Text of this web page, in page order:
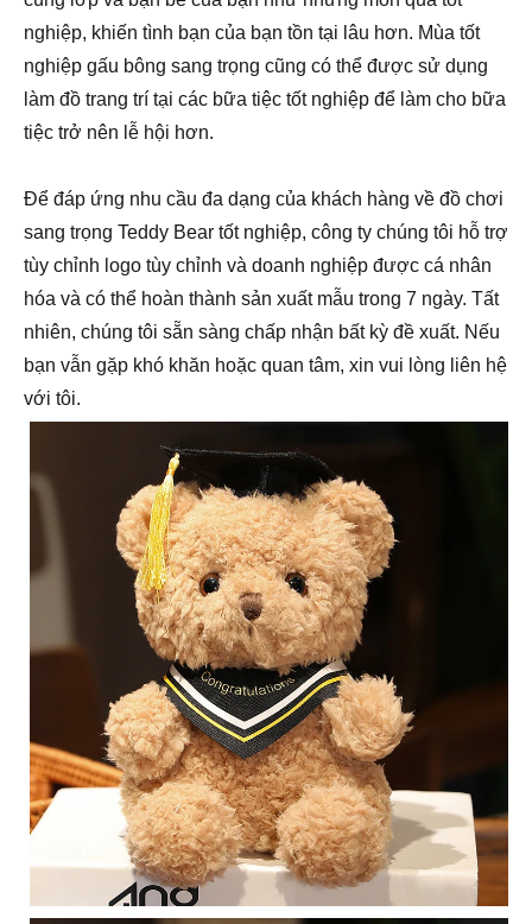
nghiệp, khiến tình bạn của bạn tồn tại lâu hơn. Mùa tốt
nghiệp gấu bông sang trọng cũng có thể được sử dụng
làm đồ trang trí tại các bữa tiệc tốt nghiệp để làm cho bữa
tiệc trở nên lễ hội hơn.
Để đáp ứng nhu cầu đa dạng của khách hàng về đồ chơi
sang trọng Teddy Bear tốt nghiệp, công ty chúng tôi hỗ trợ
tùy chỉnh logo tùy chỉnh và doanh nghiệp được cá nhân
hóa và có thể hoàn thành sản xuất mẫu trong 7 ngày. Tất
nhiên, chúng tôi sẵn sàng chấp nhận bất kỳ đề xuất. Nếu
bạn vẫn gặp khó khăn hoặc quan tâm, xin vui lòng liên hệ
với tôi.